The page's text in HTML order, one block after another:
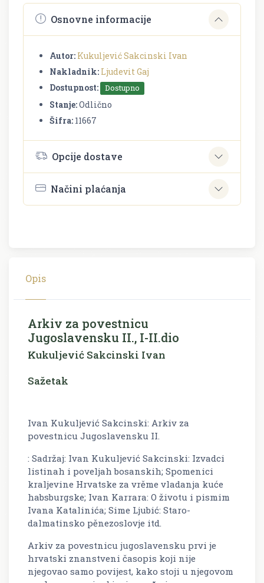
Osnovne informacije
Autor: Kukuljević Sakcinski Ivan
Nakladnik: Ljudevit Gaj
Dostupnost:
Dostupno
Stanje:Odlično
Šifra: 11667
Opcije dostave
Načini plaćanja
Opis
Arkiv za povestnicu
Jugoslavensku II., I-II.dio
Kukuljević Sakcinski Ivan
Sažetak
Ivan Kukuljević Sakcinski: Arkiv za
povestnicu Jugoslavensku II.
: Sadržaj: Ivan Kukuljević Sakcinski: Izvadci
listinah i poveljah bosanskih; Spomenici
kraljevine Hrvatske za vrěme vladanja kuće
habsburgske; Ivan Karrara: O životu i pismim
Ivana Katalinića; Sime Ljubić: Staro-
dalmatinsko pěnezoslovje itd.
Arkiv za povestnicu jugoslavensku prvi je
hrvatski znanstveni časopis koji nije
njegovao samo povijest, kako stoji u njegovom